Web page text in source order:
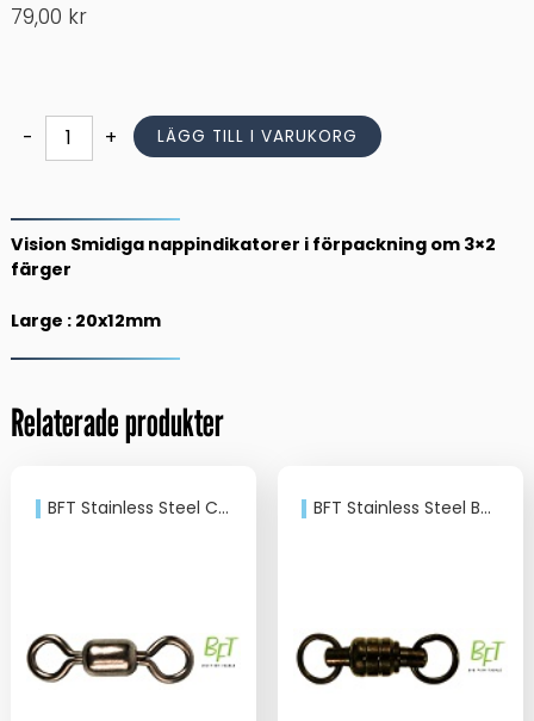
79,00 kr
-
Strike
Indicator
Large
mängd
+ LÄGG TILL I VARUKORG
Vision Smidiga nappindikatorer i förpackning om 3×2
färger
Large : 20x12mm
Relaterade produkter
BFT Stainless Steel Crane Swivel BFT Stainless Steel Ballbearing Swivels